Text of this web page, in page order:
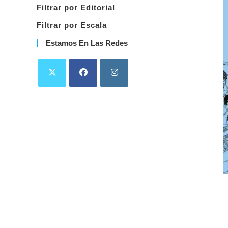
Filtrar por Editorial
Filtrar por Escala
Estamos En Las Redes